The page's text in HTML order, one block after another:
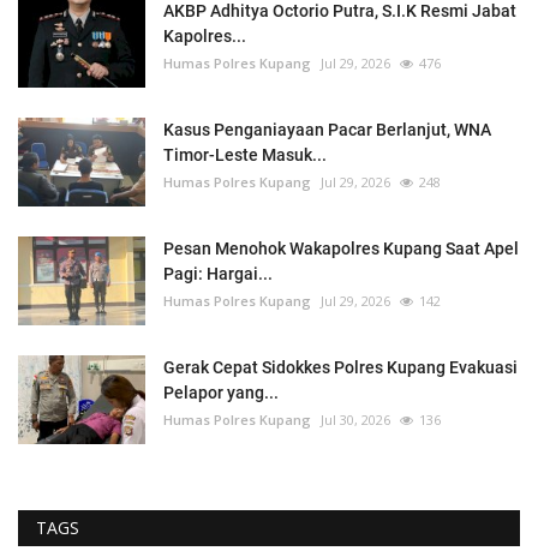
AKBP Adhitya Octorio Putra, S.I.K Resmi Jabat
Kapolres...
Humas Polres Kupang Jul 29, 2026 476
Kasus Penganiayaan Pacar Berlanjut, WNA
Timor-Leste Masuk...
Humas Polres Kupang Jul 29, 2026 248
Pesan Menohok Wakapolres Kupang Saat Apel
Pagi: Hargai...
Humas Polres Kupang Jul 29, 2026 142
Gerak Cepat Sidokkes Polres Kupang Evakuasi
Pelapor yang...
Humas Polres Kupang Jul 30, 2026 136
TAGS